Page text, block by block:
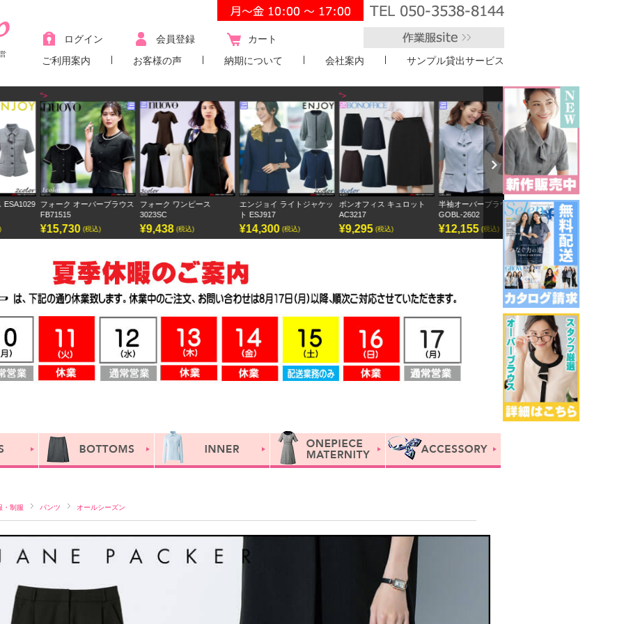
ログイン 会員登録
カート
ご利用案内
お客様の声 納期について 会社案内 サンプル貸出サービス
フォーク オーバーブラウス
¥15,730 (税込)
フォーク ワンピース
¥9,438 (税込)
エンジョイ ライトジャケッ
ト ESJ917
¥14,300 (税込)
ボンオフィス キュロット
¥9,295 (税込)
半袖オーバーブラウス
GOBL-2602
¥12,155 (税込)
アンジョア ベスト 12145
¥12,083 (税込)
Next
・制服 パンツ オールシーズン